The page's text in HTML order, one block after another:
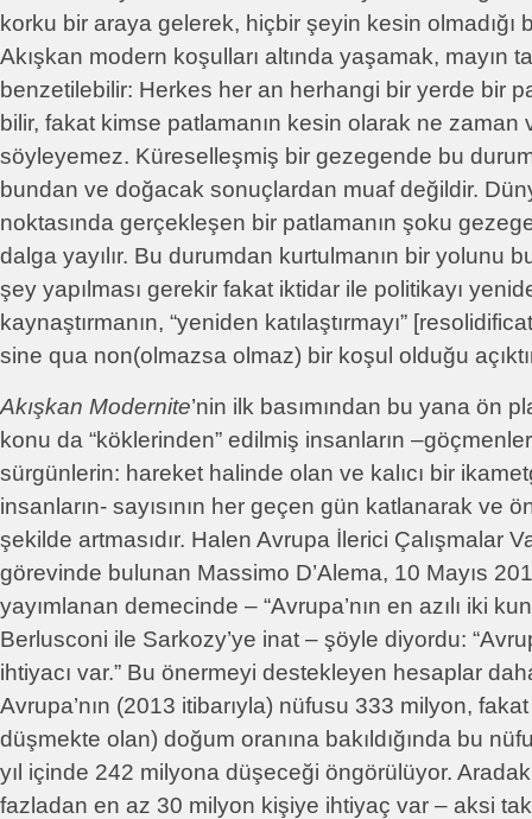
korku bir araya gelerek, hiçbir şeyin kesin olmadığı
Akışkan modern koşulları altında yaşamak, mayın
benzetilebilir: Herkes her an herhangi bir yerde bir
bilir, fakat kimse patlamanın kesin olarak ne zaman
söyleyemez. Küreselleşmiş bir gezegende bu
bundan ve doğacak sonuçlardan muaf değildir.
noktasında gerçekleşen bir patlamanın şoku
dalga yayılır. Bu durumdan kurtulmanın bir yolunu
şey yapılması gerekir fakat iktidar ile politikayı
kaynaştırmanın, “yeniden katılaştırmayı”
sine qua non(olmazsa olmaz) bir koşul olduğu
Akışkan Modernite’nin ilk basımından bu yana ön
konu da “köklerinden” edilmiş insanların
sürgünlerin: hareket halinde olan ve kalıcı bir
insanların- sayısının her geçen gün katlanarak ve
şekilde artmasıdır. Halen Avrupa İlerici Çalışmalar
görevinde bulunan Massimo D’Alema, 10 Mayıs
yayımlanan demecinde – “Avrupa’nın en azılı iki
Berlusconi ile Sarkozy’ye inat – şöyle diyordu:
ihtiyacı var.” Bu önermeyi destekleyen hesaplar
Avrupa’nın (2013 itibarıyla) nüfusu 333 milyon,
düşmekte olan) doğum oranına bakıldığında bu
yıl içinde 242 milyona düşeceği öngörülüyor.
fazladan en az 30 milyon kişiye ihtiyaç var – aksi